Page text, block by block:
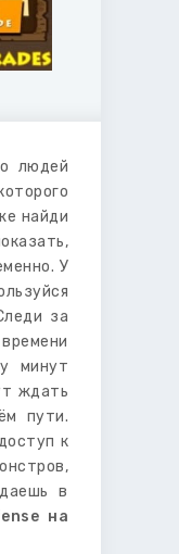
людей
найди
У
за
минут
ждать
пути.
к
в
на